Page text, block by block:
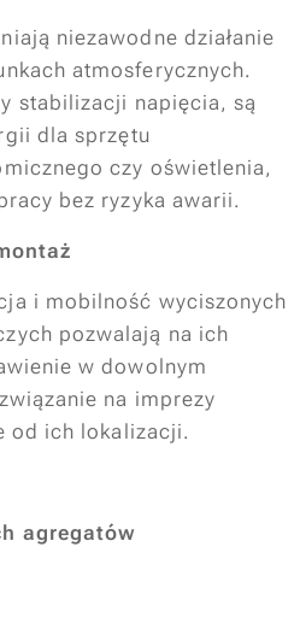
niezawodne działanie
atmosferycznych.
stabilizacji napięcia, są
dla sprzętu
czy oświetlenia,
bez ryzyka awarii.
i mobilność wyciszonych
pozwalają na ich
w dowolnym
na imprezy
od ich lokalizacji.
agregatów